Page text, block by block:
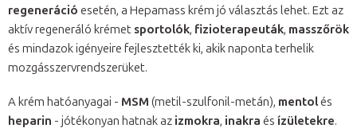
regeneráció esetén, a Hepamass krém jó választás lehet. Ezt az
aktív regeneráló krémet sportolók, fizioterapeuták, masszőrök
és mindazok igényeire fejlesztették ki, akik naponta terhelik
mozgásszervrendszerüket.
A krém hatóanyagai - MSM (metil-szulfonil-metán), mentolés
heparin - jótékonyan hatnak az izmokra, inakra és ízületekre.